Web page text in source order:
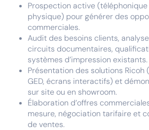
Prospection active
physique) pour générer des
commerciales.
Audit des besoins clients,
circuits documentaires,
systèmes d’impression existants.
Présentation des solutions Ricoh
GED, écrans interactifs) et
sur site ou en showroom.
Élaboration d’offres
mesure, négociation tarifaire et
de ventes.